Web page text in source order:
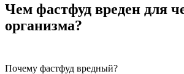
Чем фастфуд вреден для
организма?
Почему фастфуд вредный?